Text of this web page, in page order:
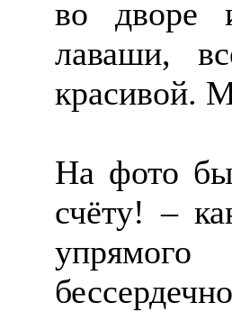
во дворе
лаваши,
красивой.
На фото
счёту! –
упрямого